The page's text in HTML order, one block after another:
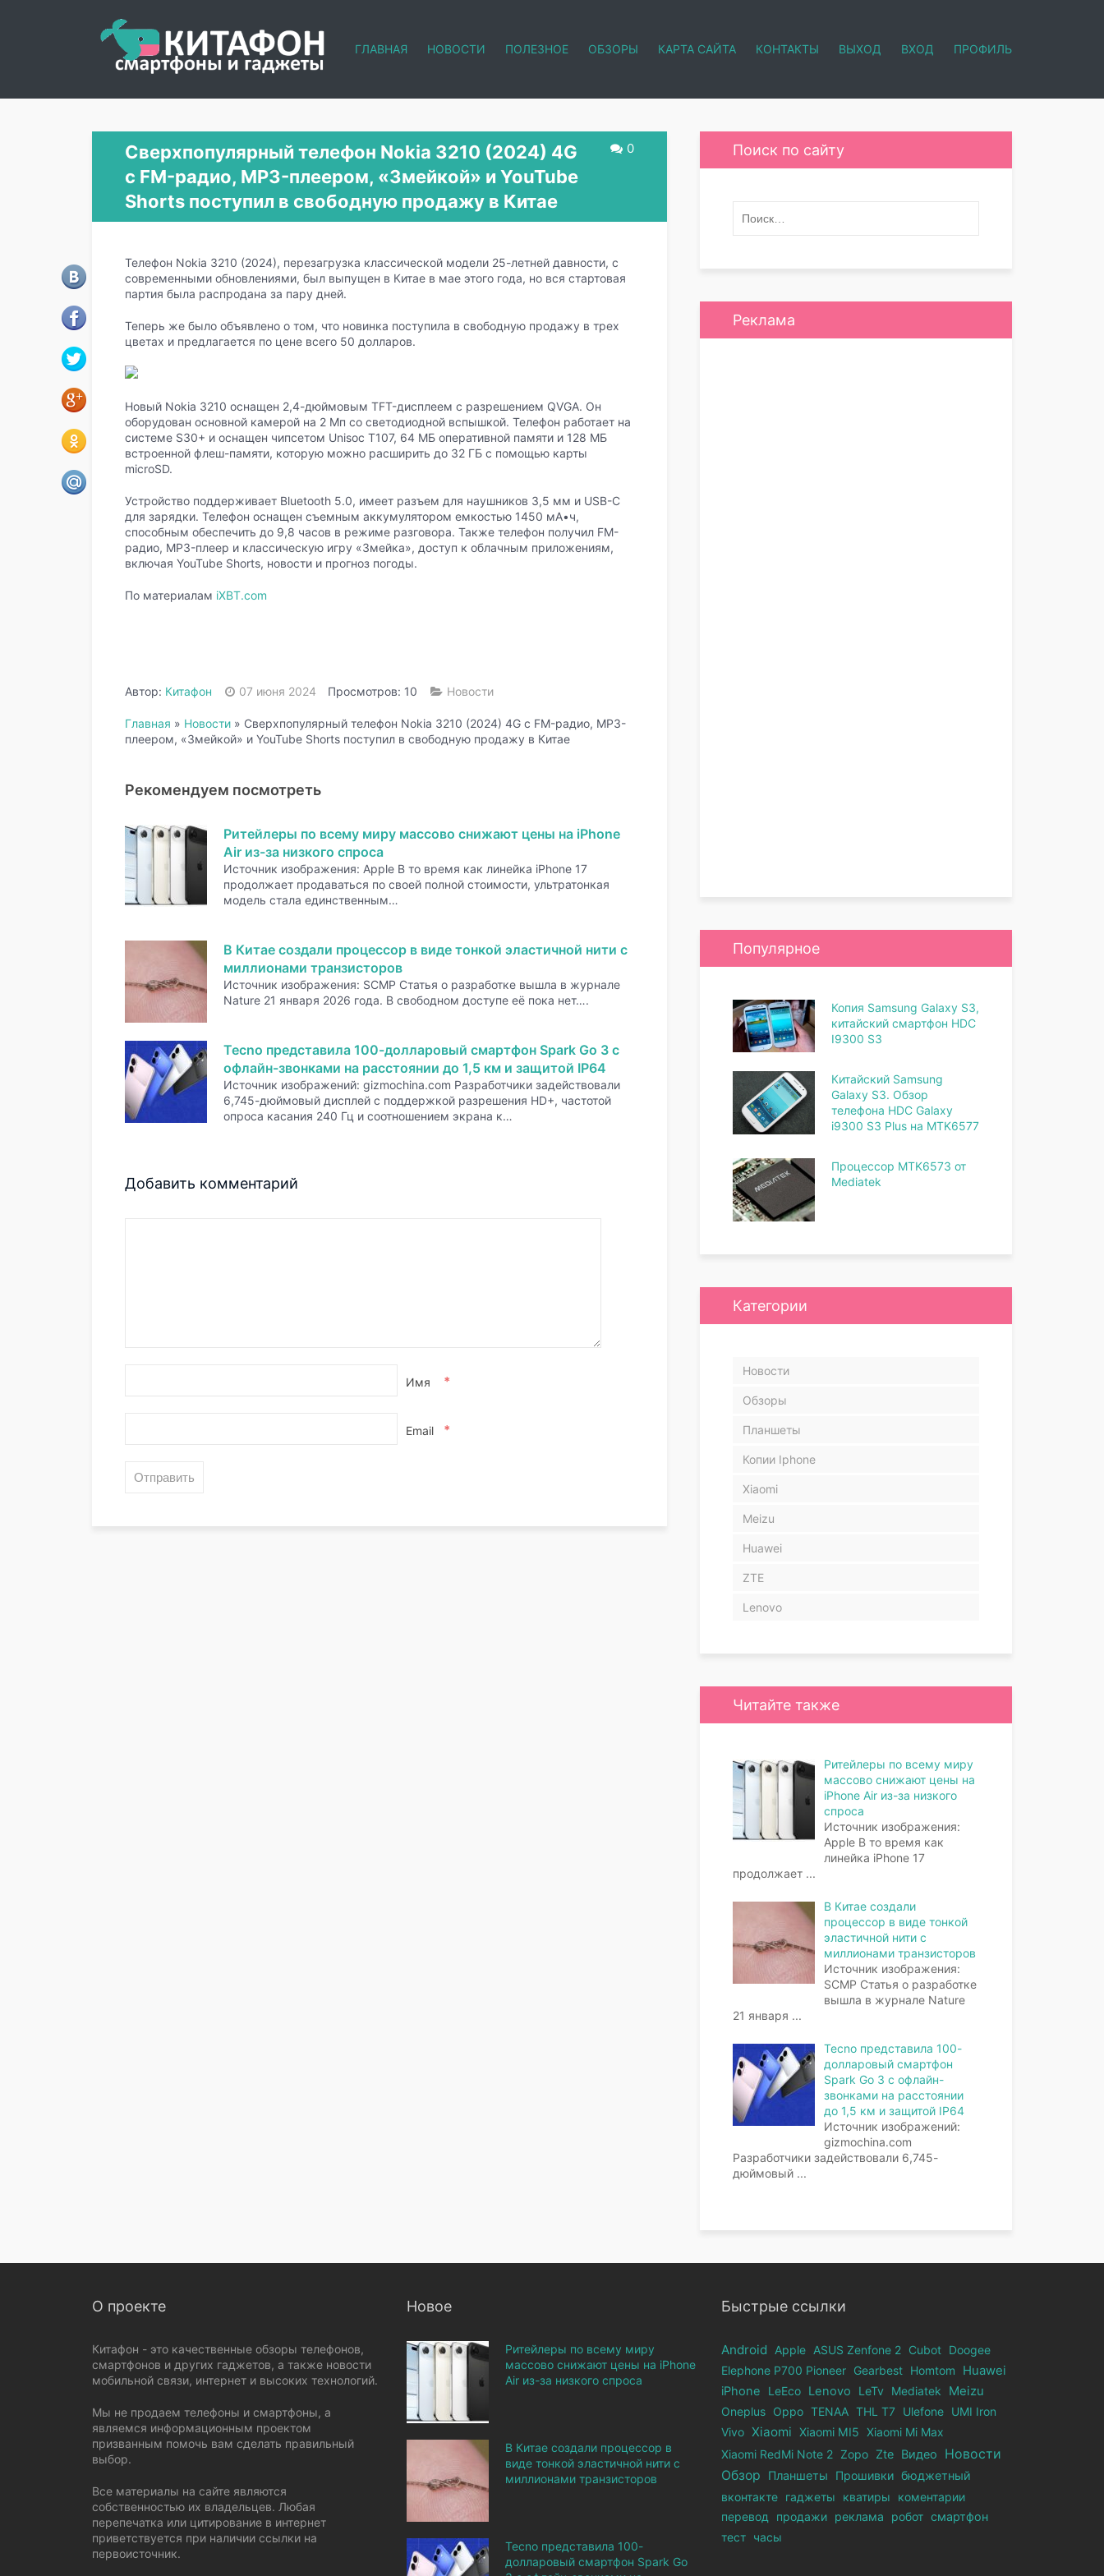
ГЛАВНАЯ НОВОСТИ ПОЛЕЗНОЕ ОБЗОРЫ КАРТА САЙТА КОНТАКТЫ ВЫХОД ВХОД ПРОФИЛЬ
0
Сверхпопулярный телефон Nokia 3210 (2024) 4G
с FM-радио, MP3-плеером, «Змейкой» и YouTube
Shorts поступил в свободную продажу в Китае
Телефон Nokia 3210 (2024), перезагрузка классической модели 25-летней давности, с
современными обновлениями, был выпущен в Китае в мае этого года, но вся стартовая
партия была распродана за пару дней.
Теперь же было объявлено о том, что новинка поступила в свободную продажу в трех
цветах и предлагается по цене всего 50 долларов.
Новый Nokia 3210 оснащен 2,4-дюймовым TFT-дисплеем с разрешением QVGA. Он
оборудован основной камерой на 2 Мп со светодиодной вспышкой. Телефон работает на
системе S30+ и оснащен чипсетом Unisoc T107, 64 МБ оперативной памяти и 128 МБ
встроенной флеш-памяти, которую можно расширить до 32 ГБ с помощью карты
microSD.
Устройство поддерживает Bluetooth 5.0, имеет разъем для наушников 3,5 мм и USB-C
для зарядки. Телефон оснащен съемным аккумулятором емкостью 1450 мА•ч,
способным обеспечить до 9,8 часов в режиме разговора. Также телефон получил FM-
радио, MP3-плеер и классическую игру «Змейка», доступ к облачным приложениям,
включая YouTube Shorts, новости и прогноз погоды.
По материалам iXBT.com
Автор: Китафон 07 июня 2024 Просмотров: 10 Новости
Главная » Новости » Сверхпопулярный телефон Nokia 3210 (2024) 4G с FM-радио, MP3-
плеером, «Змейкой» и YouTube Shorts поступил в свободную продажу в Китае
Рекомендуем посмотреть
Ритейлеры по всему миру массово снижают цены на iPhone
Air из-за низкого спроса
Источник изображения: Apple В то время как линейка iPhone 17
продолжает продаваться по своей полной стоимости, ультратонкая
модель стала единственным…
В Китае создали процессор в виде тонкой эластичной нити с
миллионами транзисторов
Источник изображения: SCMP Статья о разработке вышла в журнале
Nature 21 января 2026 года. В свободном доступе её пока нет….
Tecno представила 100-долларовый смартфон Spark Go 3 с
офлайн-звонками на расстоянии до 1,5 км и защитой IP64
Источник изображений: gizmochina.com Разработчики задействовали
6,745-дюймовый дисплей с поддержкой разрешения HD+, частотой
опроса касания 240 Гц и соотношением экрана к…
Добавить комментарий
Имя *
Email *
Поиск по сайту
Реклама
Популярное
Копия Samsung Galaxy S3,
китайский смартфон HDC
I9300 S3
Китайский Samsung
Galaxy S3. Обзор
телефона HDC Galaxy
i9300 S3 Plus на MTK6577
Процессор MTK6573 от
Mediatek
Категории
Новости
Обзоры
Планшеты
Копии Iphone
Xiaomi
Meizu
Huawei
ZTE
Lenovo
Читайте также
Ритейлеры по всему миру
массово снижают цены на
iPhone Air из-за низкого
спроса
Источник изображения:
Apple В то время как
линейка iPhone 17
продолжает ...
В Китае создали
процессор в виде тонкой
эластичной нити с
миллионами транзисторов
Источник изображения:
SCMP Статья о разработке
вышла в журнале Nature
21 января ...
Tecno представила 100-
долларовый смартфон
Spark Go 3 с офлайн-
звонками на расстоянии
до 1,5 км и защитой IP64
Источник изображений:
gizmochina.com
Разработчики задействовали 6,745-
дюймовый ...
О проекте
Китафон - это качественные обзоры телефонов,
смартфонов и других гаджетов, а также новости
мобильной связи, интернет и высоких технологий.
Мы не продаем телефоны и смартфоны, а
являемся информационным проектом
призванным помочь вам сделать правильный
выбор.
Все материалы на сайте являются
собственностью их владельцев. Любая
перепечатка или цитирование в интернет
приветствуется при наличии ссылки на
первоисточник.
Новое
Ритейлеры по всему миру
массово снижают цены на iPhone
Air из-за низкого спроса
В Китае создали процессор в
виде тонкой эластичной нити с
миллионами транзисторов
Tecno представила 100-
долларовый смартфон Spark Go
Быстрые ссылки
Android Apple ASUS Zenfone 2 Cubot Doogee
Elephone Р700 Pioneer Gearbest Homtom
Huawei
iPhone
LeEco Lenovo LeTv Mediatek Meizu
Oneplus Oppo TENAA THL T7 Ulefone UMI Iron
Vivo Xiaomi Xiaomi MI5 Xiaomi Mi Max
Xiaomi RedMi Note 2 Zopo Zte Видео Новости
Обзор Планшеты Прошивки бюджетный
вконтакте гаджеты кватиры
коментарии
перевод
продажи реклама робот смартфон
тест часы